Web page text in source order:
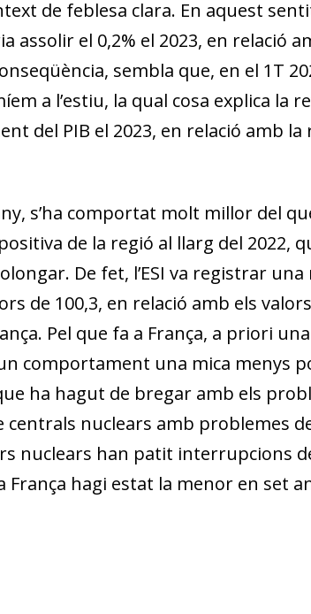
de feblesa clara. En aquest
el 0,2% el 2023, en relació
sembla que, en el 1T
a l’estiu, la qual cosa explica la
del PIB el 2023, en relació amb la
s’ha comportat molt millor del
de la regió al llarg del 2022,
De fet, l’ESI va registrar
de 100,3, en relació amb els
Pel que fa a França, a priori
comportament una mica me­­nys
ha hagut de bregar amb els
centrals nuclears amb problemes
nuclears han patit interrupcions
França hagi estat la menor en set